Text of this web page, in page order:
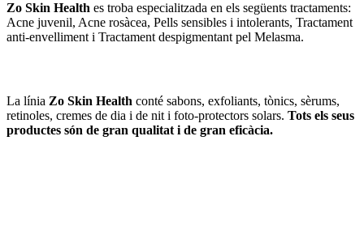
Zo Skin Health es troba especialitzada en els següents tractaments:
Acne juvenil, Acne rosàcea, Pells sensibles i intolerants, Tractament
anti-envelliment i Tractament despigmentant pel Melasma.
La línia Zo Skin Health conté sabons, exfoliants, tònics, sèrums,
retinoles, cremes de dia i de nit i foto-protectors solars. Tots els seus
productes són de gran qualitat i de gran eficàcia.